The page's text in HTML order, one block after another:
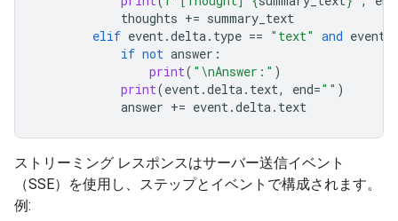
thoughts += summary_text
elif event.delta. type == "text" and event
if not answer :
print( " \nAnswer:" )
print(event.delta. text, end="" )
answer += event.delta. text
ストリーミング レスポンスはサーバー送信イベント
（SSE）を使用し、ステップとイベントで構成されます。
例: